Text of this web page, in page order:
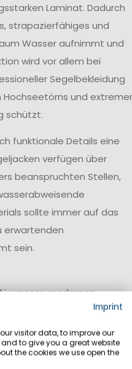
Laminat. Dadurch
strapazierfähiges und
Wasser aufnimmt und
wird vor allem bei
Segelbekleidung
und
schützt.
funktionale Details eine
verfügen über
beanspruchten Stellen,
sollte immer auf das
erwartenden
sein.
unsere modernen
Materialtechnologien
maximalen Schutz auf
Membranen
während
Imprint
visitor data, to improve our
to give you a great website
the cookies we use open the